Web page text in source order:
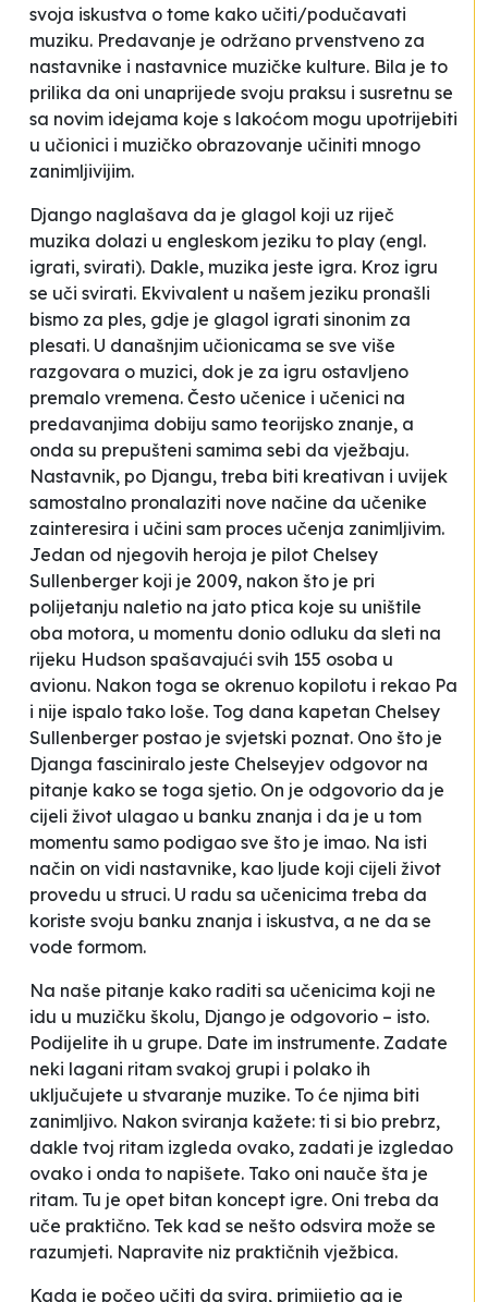
svoja iskustva o tome kako učiti/podučavati
muziku. Predavanje je održano prvenstveno za
nastavnike i nastavnice muzičke kulture. Bila je to
prilika da oni unaprijede svoju praksu i susretnu se
sa novim idejama koje s lakoćom mogu upotrijebiti
u učionici i muzičko obrazovanje učiniti mnogo
zanimljivijim.
Django naglašava da je glagol koji uz riječ
muzika dolazi u engleskom jeziku to play (engl.
igrati, svirati). Dakle, muzika jeste igra. Kroz igru
se uči svirati. Ekvivalent u našem jeziku pronašli
bismo za ples, gdje je glagol igrati sinonim za
plesati. U današnjim učionicama se sve više
razgovara o muzici, dok je za igru ostavljeno
premalo vremena. Često učenice i učenici na
predavanjima dobiju samo teorijsko znanje, a
onda su prepušteni samima sebi da vježbaju.
Nastavnik, po Djangu, treba biti kreativan i uvijek
samostalno pronalaziti nove načine da učenike
zainteresira i učini sam proces učenja zanimljivim.
Jedan od njegovih heroja je pilot Chelsey
Sullenberger koji je 2009, nakon što je pri
polijetanju naletio na jato ptica koje su uništile
oba motora, u momentu donio odluku da sleti na
rijeku Hudson spašavajući svih 155 osoba u
avionu. Nakon toga se okrenuo kopilotu i rekao Pa
i nije ispalo tako loše. Tog dana kapetan Chelsey
Sullenberger postao je svjetski poznat. Ono što je
Djanga fasciniralo jeste Chelseyjev odgovor na
pitanje kako se toga sjetio. On je odgovorio da je
cijeli život ulagao u banku znanja i da je u tom
momentu samo podigao sve što je imao. Na isti
način on vidi nastavnike, kao ljude koji cijeli život
provedu u struci. U radu sa učenicima treba da
koriste svoju banku znanja i iskustva, a ne da se
vode formom.
Na naše pitanje kako raditi sa učenicima koji ne
idu u muzičku školu, Django je odgovorio – isto.
Podijelite ih u grupe. Date im instrumente. Zadate
neki lagani ritam svakoj grupi i polako ih
uključujete u stvaranje muzike. To će njima biti
zanimljivo. Nakon sviranja kažete: ti si bio prebrz,
dakle tvoj ritam izgleda ovako, zadati je izgledao
ovako i onda to napišete. Tako oni nauče šta je
ritam. Tu je opet bitan koncept igre. Oni treba da
uče praktično. Tek kad se nešto odsvira može se
razumjeti. Napravite niz praktičnih vježbica.
Kada je počeo učiti da svira, primijetio ga je